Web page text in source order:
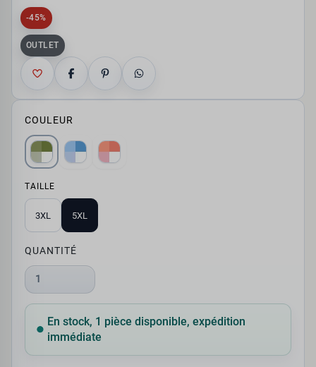
-45%
OUTLET
COULEUR
TAILLE
3XL 5XL
QUANTITÉ
1
En stock, 1 pièce disponible, expédition
immédiate